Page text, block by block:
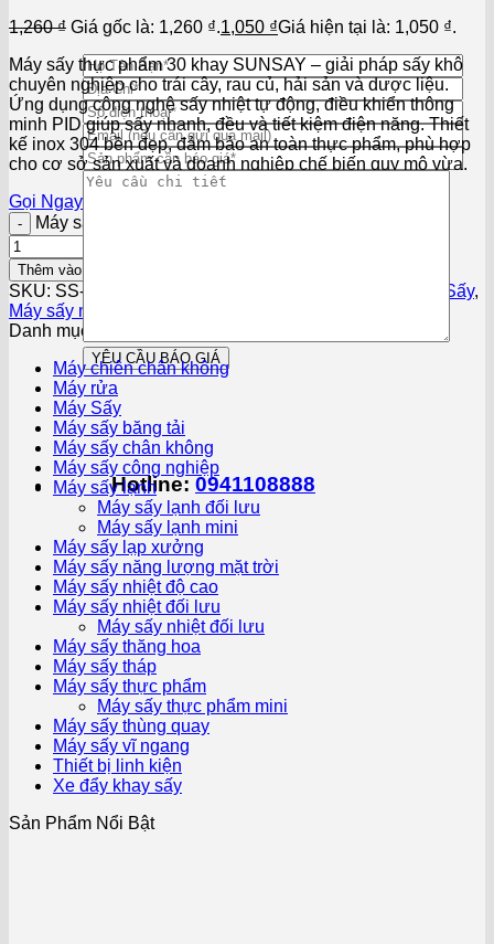
Hotline:0941108888
1,260₫ Giá gốc là: 1,260 ₫.1,050 ₫Giá hiện tại là: 1,050 ₫.
Máy sấy thực phẩm 30 khay SUNSAY – giải pháp sấy khô
chuyên nghiệp cho trái cây, rau củ, hải sản và dược liệu.
Ứng dụng công nghệ sấy nhiệt tự động, điều khiển thông
minh PID giúp sấy nhanh, đều và tiết kiệm điện năng. Thiết
kế inox 304 bền đẹp, đảm bảo an toàn thực phẩm, phù hợp
cho cơ sở sản xuất và doanh nghiệp chế biến quy mô vừa.
Gọi Ngay
Máy sấy thực phẩm 30 khay số lượng
Thêm vào giỏ hàng
SKU: SS-5730CD Máy Sấy,
Máy sấy nhiệt đối lưu
Danh mục sản phẩm
Máy chiên chân không
Máy rửa
Máy Sấy
Máy sấy băng tải
Máy sấy chân không
Máy sấy công nghiệp
Máy sấy lạnh
Máy sấy lạnh đối lưu
Máy sấy lạnh mini
Máy sấy lạp xưởng
Máy sấy năng lượng mặt trời
Máy sấy nhiệt độ cao
Máy sấy nhiệt đối lưu
Máy sấy nhiệt đối lưu
Máy sấy thăng hoa
Máy sấy tháp
Máy sấy thực phẩm
Máy sấy thực phẩm mini
Máy sấy thùng quay
Máy sấy vĩ ngang
Thiết bị linh kiện
Xe đẩy khay sấy
Sản Phẩm Nổi Bật